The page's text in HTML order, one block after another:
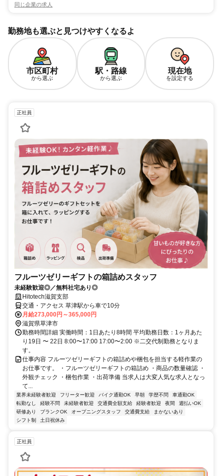
同じ企業の求人
勤務地も選ぶと見つけやすくなるよ
市区町村
から選ぶ
駅・路線
から選ぶ
現在地
を設定する
正社員
フルーツゼリーギフトの箱詰めスタッフ
未経験歓迎◎／無料社宅あり◎
Hitotech滋賀支部
交通・アクセス 草津駅から車で10分
月給273,000円～365,000円
滋賀県草津市
勤務時間詳細 実働時間：1日あたり8時間 平均勤務日数：1ヶ月あた
り19日 〜 22日 8:00〜17:00 17:00〜2:00 ※二交代制勤務となりま
す。
仕事内容 フルーツゼリーギフトの箱詰めや梱包を担当する軽作業の
お仕事です。 ・フルーツゼリーギフトの箱詰め ・商品の数量確認 ・
外観チェック ・梱包作業 ・出荷準備 当求人は大変人気な求人となっ
て...
業界未経験者歓迎 フリーター歓迎 バイク通勤OK 早朝 学歴不問
車通勤OK
転勤なし
経験不問 未経験者歓迎 交通費全額支給 経験者歓迎 夜間
週払いOK
研修あり
ブランクOK オープニングスタッフ 交通費支給
まかないあり
シフト制
土日祝休み
正社員